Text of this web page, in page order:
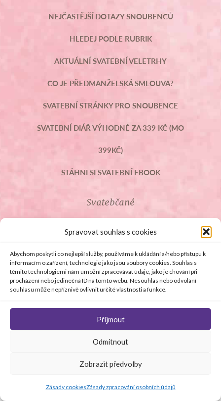
Spravovat souhlas s cookies
Abychom poskytli co nejlepší služby, používáme k ukládání a/nebo přístupu k
informacím o zařízení, technologie jako jsou soubory cookies. Souhlas s
těmito technologiemi nám umožní zpracovávat údaje, jako je chování při
procházení nebo jedinečná ID na tomto webu. Nesouhlas nebo odvolání
souhlasu může nepříznivě ovlivnit určité vlastnosti a funkce.
Příjmout
Odmítnout
Zobrazit předvolby
Zásady cookiesZásady zpracování osobních údajů
NEJČASTĚJŠÍ DOTAZY SNOUBENCŮ
HLEDEJ PODLE RUBRIK
AKTUÁLNÍ SVATEBNÍ VELETRHY
CO JE PŘEDMANŽELSKÁ SMLOUVA?
SVATEBNÍ STRÁNKY PRO SNOUBENCE
SVATEBNÍ DIÁŘ VÝHODNĚ ZA 339 KČ (MO
399KČ)
STÁHNI SI SVATEBNÍ EBOOK
Svatebčané
ROZCESTNÍK PRO SVATEBČANY
SVATEBNÍ PROSLOVY
SVATEBNÍ DARY
© Copyright 2008 - 2026 svetsvateb.cz a dodavatelé obsahu
Všechna práva vyhrazena
staráSoftmedia
souhlasu provozovatele zakázáno.